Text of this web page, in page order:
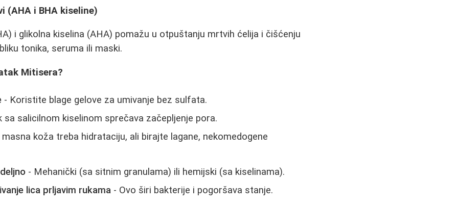
(AHA i BHA kiseline)
i glikolna kiselina (AHA) pomažu u otpuštanju mrtvih ćelija i čišćenju
tonika, seruma ili maski.
Mitisera?
- Koristite blage gelove za umivanje bez sulfata.
sa salicilnom kiselinom sprečava začepljenje pora.
masna koža treba hidrataciju, ali birajte lagane, nekomedogene
- Mehanički (sa sitnim granulama) ili hemijski (sa kiselinama).
lica prljavim rukama - Ovo širi bakterije i pogoršava stanje.